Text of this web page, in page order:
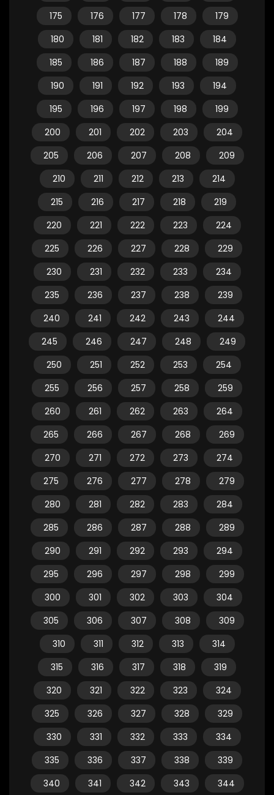
175
176 177 178
179
180
181 182 183
184
185
186 187 188
189
190
191 192 193
194
195
196 197 198
199
200
201 202 203
204
205
206 207 208
209
210
211 212 213
214
215
216 217 218
219
220
221 222 223
224
225
226 227 228
229
230
231 232 233
234
235
236 237 238
239
240
241 242 243
244
245
246 247 248
249
250
251 252 253
254
255
256 257 258
259
260
261 262 263
264
265
266 267 268
269
270
271 272 273
274
275
276 277 278
279
280
281 282 283
284
285
286 287 288
289
290
291 292 293
294
295
296 297 298
299
300
301 302 303
304
305
306 307 308
309
310
311 312 313
314
315
316 317 318
319
320
321 322 323
324
325
326 327 328
329
330
331 332 333
334
335
336 337 338
339
340
341 342 343
344